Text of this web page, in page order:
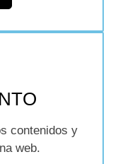
contenidos y
web.